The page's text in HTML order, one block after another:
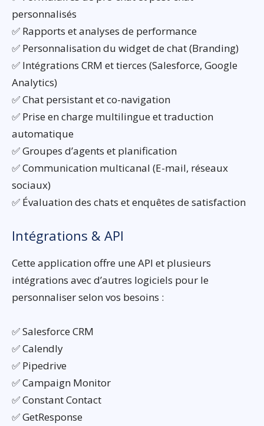
personnalisés
✅ Rapports et analyses de performance
✅ Personnalisation du widget de chat (Branding)
✅ Intégrations CRM et tierces (Salesforce, Google
Analytics)
✅ Chat persistant et co-navigation
✅ Prise en charge multilingue et traduction
automatique
✅ Groupes d’agents et planification
✅ Communication multicanal (E-mail, réseaux
sociaux)
✅ Évaluation des chats et enquêtes de satisfaction
Intégrations & API
Cette application offre une API et plusieurs
intégrations avec d’autres logiciels pour le
personnaliser selon vos besoins :
✅ Salesforce CRM
✅ Calendly
✅ Pipedrive
✅ Campaign Monitor
✅ Constant Contact
✅ GetResponse